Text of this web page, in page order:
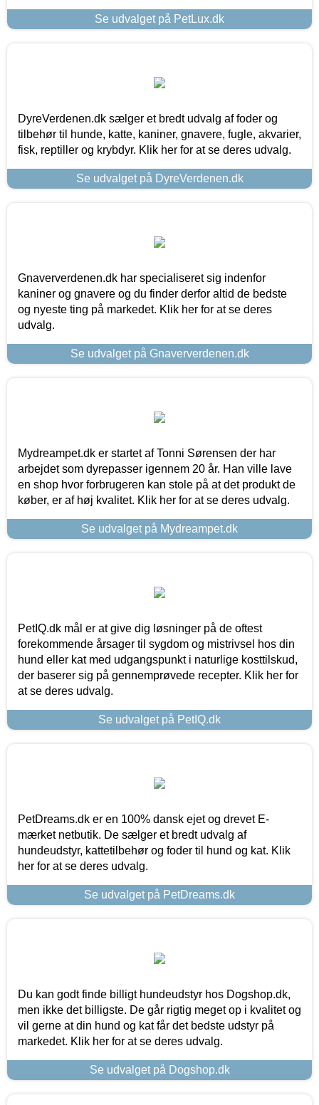
Se udvalget på PetLux.dk
DyreVerdenen.dk sælger et bredt udvalg af foder og
tilbehør til hunde, katte, kaniner, gnavere, fugle, akvarier,
fisk, reptiller og krybdyr. Klik her for at se deres udvalg.
Se udvalget på DyreVerdenen.dk
Gnaververdenen.dk har specialiseret sig indenfor
kaniner og gnavere og du finder derfor altid de bedste
og nyeste ting på markedet. Klik her for at se deres
udvalg.
Se udvalget på Gnaververdenen.dk
Mydreampet.dk er startet af Tonni Sørensen der har
arbejdet som dyrepasser igennem 20 år. Han ville lave
en shop hvor forbrugeren kan stole på at det produkt de
køber, er af høj kvalitet. Klik her for at se deres udvalg.
Se udvalget på Mydreampet.dk
PetIQ.dk mål er at give dig løsninger på de oftest
forekommende årsager til sygdom og mistrivsel hos din
hund eller kat med udgangspunkt i naturlige kosttilskud,
der baserer sig på gennemprøvede recepter. Klik her for
at se deres udvalg.
Se udvalget på PetIQ.dk
PetDreams.dk er en 100% dansk ejet og drevet E-
mærket netbutik. De sælger et bredt udvalg af
hundeudstyr, kattetilbehør og foder til hund og kat. Klik
her for at se deres udvalg.
Se udvalget på PetDreams.dk
Du kan godt finde billigt hundeudstyr hos Dogshop.dk,
men ikke det billigste. De går rigtig meget op i kvalitet og
vil gerne at din hund og kat får det bedste udstyr på
markedet. Klik her for at se deres udvalg.
Se udvalget på Dogshop.dk